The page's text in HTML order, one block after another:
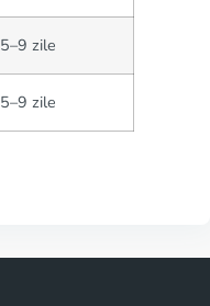
5–9 zile
5–9 zile